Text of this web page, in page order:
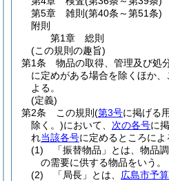
第5章
雑則 (第40条～第51条)
附則
第1章
総則
(この規則の趣旨)
第1条
物品の取得、管理及び処
に定めがある場合を除くほか
よる。
(定義)
第2条
この規則 (第3号に掲げる
除く。)において、 次の各号に
れ当該各号に定めるところによ
(1)
「振替物品」とは、物品
の需要に供する物品をいう。
(2)
「局長」とは、 広島市予